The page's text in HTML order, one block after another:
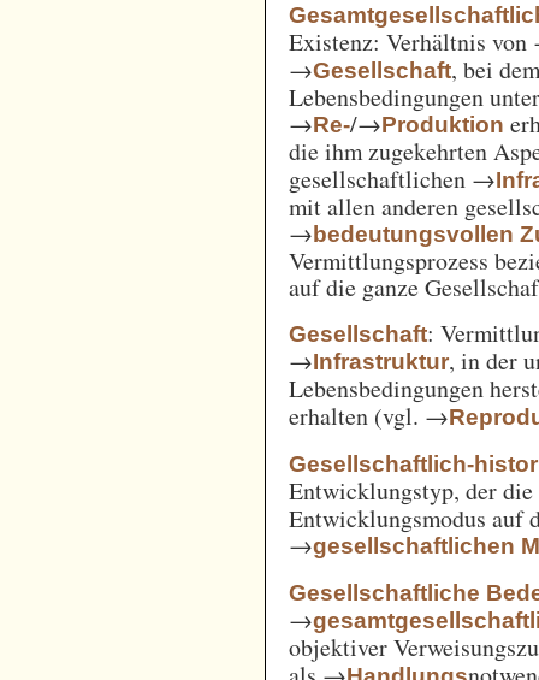
Existenz: Verhältnis
→Gesellschaft, bei
Lebensbedingungen
→Re-/→Produktion
die ihm zugekehrten
gesellschaftlichen →
mit allen anderen
→bedeutungsvollen
Vermittlungsprozess
auf die ganze
Gesellschaft:
→Infrastruktur, in der
Lebensbedingungen
erhalten (vgl. →
Gesellschaftlich-
Entwicklungstyp, der
Entwicklungsmodus auf
→gesellschaftlichen
Gesellschaftliche
→
objektiver